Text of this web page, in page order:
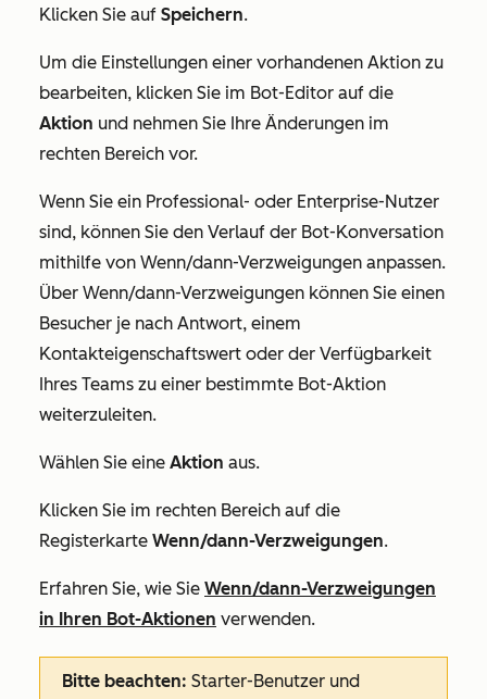
Klicken Sie auf Speichern.
Um die Einstellungen einer vorhandenen Aktion zu
bearbeiten, klicken Sie im Bot-Editor auf die
Aktion und nehmen Sie Ihre Änderungen im
rechten Bereich vor.
Wenn Sie ein Professional- oder Enterprise-Nutzer
sind, können Sie den Verlauf der Bot-Konversation
mithilfe von Wenn/dann-Verzweigungen anpassen.
Über Wenn/dann-Verzweigungen können Sie einen
Besucher je nach Antwort, einem
Kontakteigenschaftswert oder der Verfügbarkeit
Ihres Teams zu einer bestimmte Bot-Aktion
weiterzuleiten.
Wählen Sie eine Aktion aus.
Klicken Sie im rechten Bereich auf die
Registerkarte Wenn/dann-Verzweigungen.
Erfahren Sie, wie Sie Wenn/dann-Verzweigungen
in Ihren Bot-Aktionen verwenden.
Bitte beachten: Starter-Benutzer und